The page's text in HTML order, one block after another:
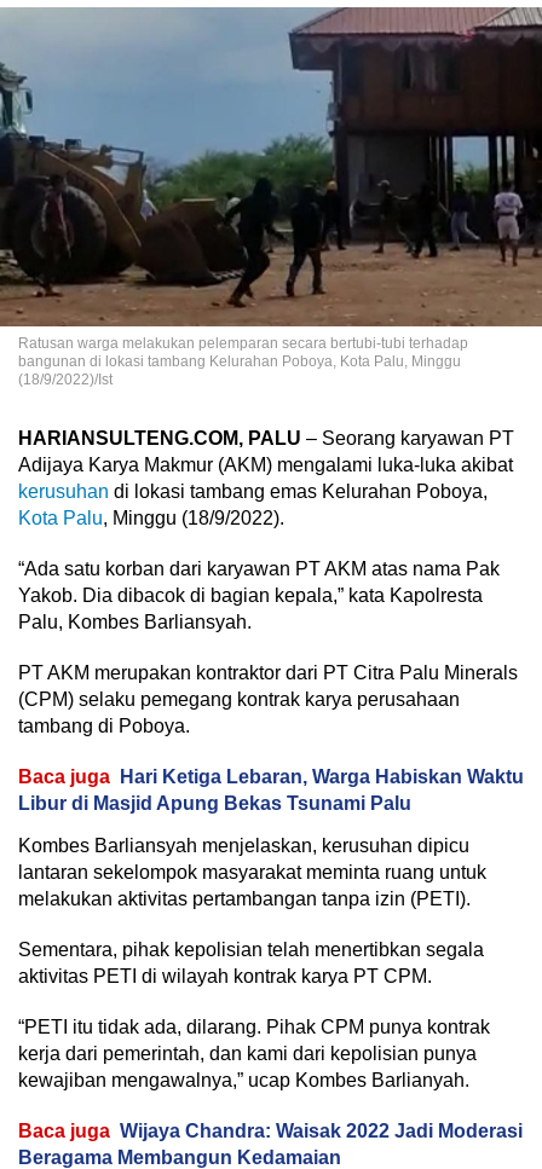
Ratusan warga melakukan pelemparan secara bertubi-tubi terhadap
bangunan di lokasi tambang Kelurahan Poboya, Kota Palu, Minggu
(18/9/2022)/Ist
HARIANSULTENG.COM, PALU – Seorang karyawan PT
Adijaya Karya Makmur (AKM) mengalami luka-luka akibat
kerusuhan di lokasi tambang emas Kelurahan Poboya,
Kota Palu, Minggu (18/9/2022).
“Ada satu korban dari karyawan PT AKM atas nama Pak
Yakob. Dia dibacok di bagian kepala,” kata Kapolresta
Palu, Kombes Barliansyah.
PT AKM merupakan kontraktor dari PT Citra Palu Minerals
(CPM) selaku pemegang kontrak karya perusahaan
tambang di Poboya.
Baca juga
Hari Ketiga Lebaran, Warga Habiskan Waktu
Libur di Masjid Apung Bekas Tsunami Palu
Kombes Barliansyah menjelaskan, kerusuhan dipicu
lantaran sekelompok masyarakat meminta ruang untuk
melakukan aktivitas pertambangan tanpa izin (PETI).
Sementara, pihak kepolisian telah menertibkan segala
aktivitas PETI di wilayah kontrak karya PT CPM.
“PETI itu tidak ada, dilarang. Pihak CPM punya kontrak
kerja dari pemerintah, dan kami dari kepolisian punya
kewajiban mengawalnya,” ucap Kombes Barlianyah.
Baca juga Wijaya Chandra: Waisak 2022 Jadi Moderasi
Beragama Membangun Kedamaian